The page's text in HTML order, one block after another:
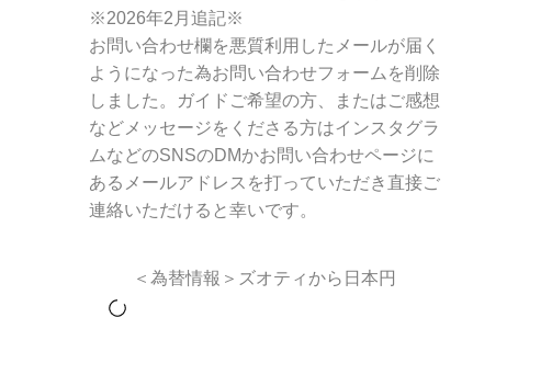
※2026年2月追記※
お問い合わせ欄を悪質利用したメールが届く
ようになった為お問い合わせフォームを削除
しました。ガイドご希望の方、またはご感想
などメッセージをくださる方はインスタグラ
ムなどのSNSのDMかお問い合わせページに
あるメールアドレスを打っていただき直接ご
連絡いただけると幸いです。
＜為替情報＞ズオティから日本円